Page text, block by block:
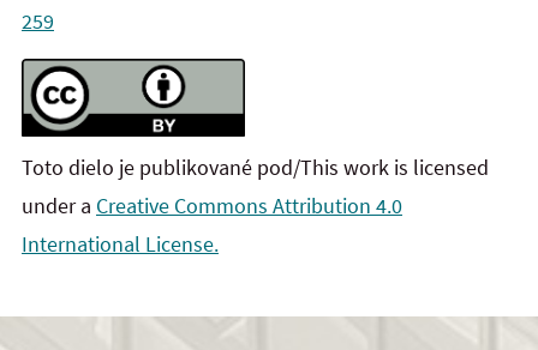
259
Toto dielo je publikované pod/This work is licensed
under a Creative Commons Attribution 4.0
International License.